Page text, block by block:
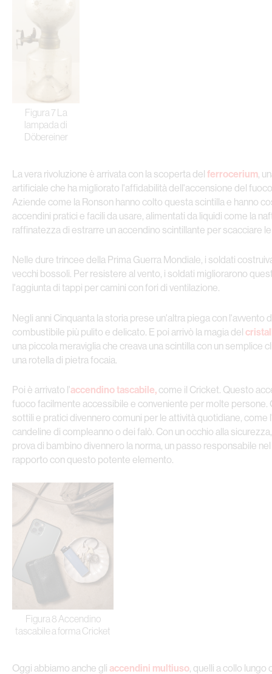
Figura 7 La
lampada di
Döbereiner
La vera rivoluzione è arrivata con la scoperta del ferrocerium,
artificiale che ha migliorato l'affidabilità dell'accensione del
Aziende come la Ronson hanno colto questa scintilla e hanno
accendini pratici e facili da usare, alimentati da liquidi come la
raffinatezza di estrarre un accendino scintillante per scacciare
Nelle dure trincee della Prima Guerra Mondiale, i soldati
vecchi bossoli. Per resistere al vento, i soldati migliorarono
l'aggiunta di tappi per camini con fori di ventilazione.
Negli anni Cinquanta la storia prese un'altra piega con l'avvento
combustibile più pulito e delicato. E poi arrivò la magia del
una piccola meraviglia che creava una scintilla con un semplice
una rotella di pietra focaia.
Poi è arrivato l'accendino tascabile, come il Cricket. Questo
fuoco facilmente accessibile e conveniente per molte persone.
sottili e pratici divennero comuni per le attività quotidiane, come
candeline di compleanno o dei falò. Con un occhio alla
prova di bambino divennero la norma, un passo responsabile
rapporto con questo potente elemento.
Figura 8 Accendino
tascabile a forma Cricket
Oggi abbiamo anche gli accendini multiuso, quelli a collo lungo